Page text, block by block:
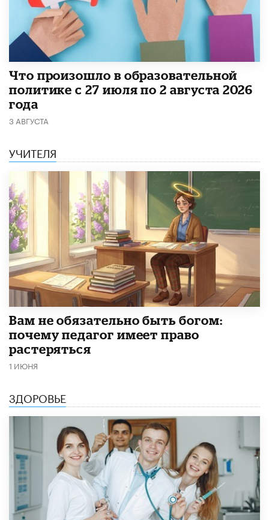
​Что произошло в образовательной
политике с 27 июля по 2 августа 2026
года
3 АВГУСТА
УЧИТЕЛЯ
​Вам не обязательно быть богом:
почему педагог имеет право
растеряться
1 ИЮНЯ
ЗДОРОВЬЕ